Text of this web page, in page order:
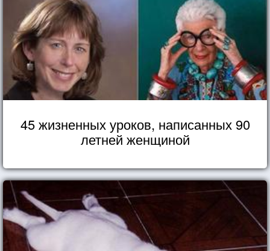
45 жизненных уроков, написанных 90
летней женщиной